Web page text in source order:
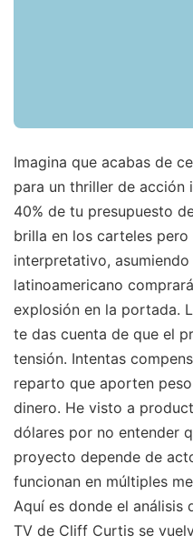
Imagina que acabas de
para un thriller de acción
40% de tu presupuesto
brilla en los carteles
interpretativo,
latinoamericano
explosión en la portada.
te das cuenta de que el
tensión. Intentas
reparto que aporten
dinero. He visto a
dólares por no entender
proyecto depende de
funcionan en múltiples
Aquí es donde el análisis
TV de Cliff Curtis se